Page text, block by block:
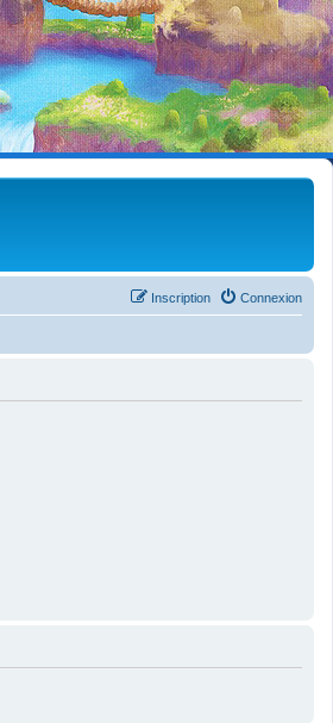
Connexion
Inscription